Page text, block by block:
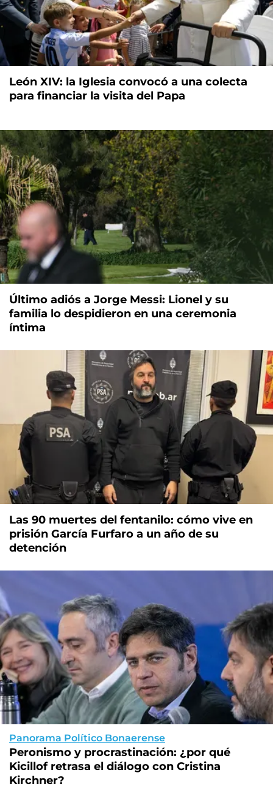
León XIV: la Iglesia convocó a una colecta
para financiar la visita del Papa
Último adiós a Jorge Messi: Lionel y su
familia lo despidieron en una ceremonia
íntima
Las 90 muertes del fentanilo: cómo vive en
prisión García Furfaro a un año de su
detención
Panorama Político Bonaerense
Peronismo y procrastinación: ¿por qué
Kicillof retrasa el diálogo con Cristina
Kirchner?